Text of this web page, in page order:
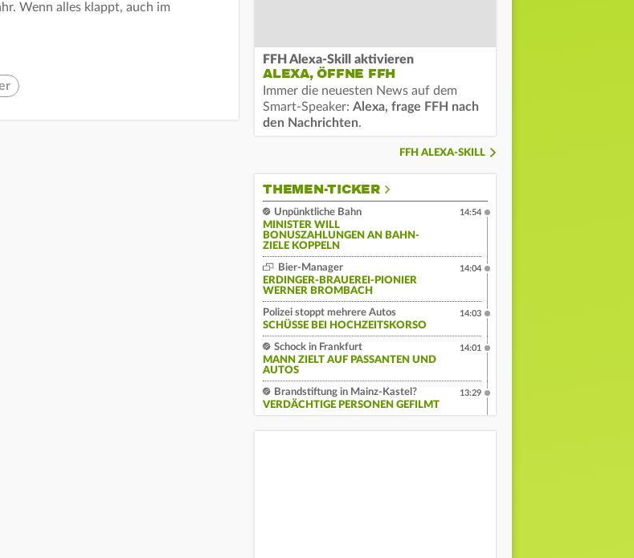
Wenn alles klappt, auch im
FFH Alexa-Skill aktivieren
ALEXA, ÖFFNE FFH
Immer die neuesten News auf dem
Smart-Speaker: Alexa, frage FFH nach
den Nachrichten.
FFH ALEXA-SKILL
THEMEN-TICKER
Unpünktliche Bahn
MINISTER WILL
BONUSZAHLUNGEN AN BAHN-
ZIELE KOPPELN
14:54
Bier-Manager
ERDINGER-BRAUEREI-PIONIER
WERNER BROMBACH
14:04
Polizei stoppt mehrere Autos
SCHÜSSE BEI HOCHZEITSKORSO
14:03
Schock in Frankfurt
MANN ZIELT AUF PASSANTEN UND
AUTOS
14:01
Brandstiftung in Mainz-Kastel?
VERDÄCHTIGE PERSONEN GEFILMT
13:29